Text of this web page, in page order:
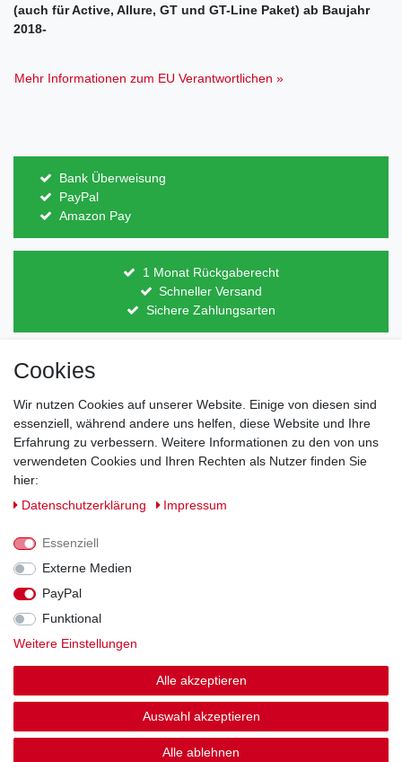
(auch für Active, Allure, GT und GT-Line Paket) ab Baujahr
2018-
Mehr Informationen zum EU Verantwortlichen »
Bank Überweisung
PayPal
Amazon Pay
1 Monat Rückgaberecht
Schneller Versand
Sichere Zahlungsarten
Direkt vom Hersteller
Lagerware
Barrierefreiheitserklärung
© Copyright 2026 | Alle Rechte vorbehalten.
Cookies
Wir nutzen Cookies auf unserer Website. Einige von diesen sind
essenziell, während andere uns helfen, diese Website und Ihre
Erfahrung zu verbessern. Weitere Informationen zu den von uns
verwendeten Cookies und Ihren Rechten als Nutzer finden Sie
hier:
Daten­schutz­erklärung
Impressum
Essenziell
Externe Medien
PayPal
Funktional
Weitere Einstellungen
Alle akzeptieren
Auswahl akzeptieren
Alle ablehnen